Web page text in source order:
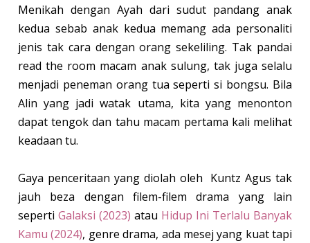
Menikah dengan Ayah dari sudut pandang anak
kedua sebab anak kedua memang ada personaliti
jenis tak cara dengan orang sekeliling. Tak pandai
read the room macam anak sulung, tak juga selalu
menjadi peneman orang tua seperti si bongsu. Bila
Alin yang jadi watak utama, kita yang menonton
dapat tengok dan tahu macam pertama kali melihat
keadaan tu.
Gaya penceritaan yang diolah oleh Kuntz Agus tak
jauh beza dengan filem-filem drama yang lain
seperti Galaksi (2023) atau Hidup Ini Terlalu Banyak
Kamu (2024), genre drama, ada mesej yang kuat tapi